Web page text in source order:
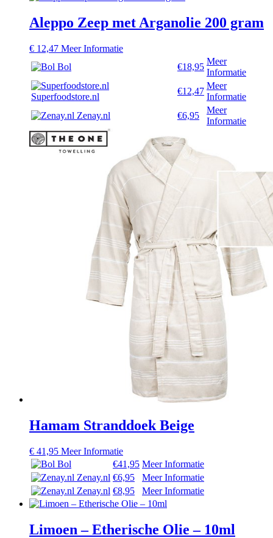
Aleppo Zeep met Arganolie 200 gram
€ 12,47 Meer Informatie
Bol
€18,95
Meer
Informatie
Superfoodstore.nl
€12,47
Meer
Informatie
Zenay.nl
€6,95
Meer
Informatie
Hamam Stranddoek Beige
€ 41,95 Meer Informatie
Bol
€41,95 Meer Informatie
Zenay.nl €6,95
Meer Informatie
Zenay.nl €8,95 Meer Informatie
Limoen – Etherische Olie – 10ml